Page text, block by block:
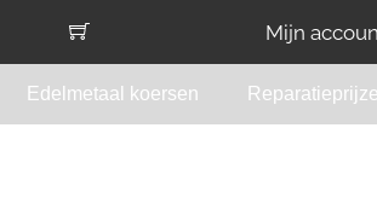
Mijn
Edelmetaal koersen